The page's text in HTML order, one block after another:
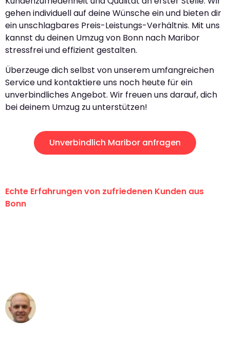
gehen individuell auf deine Wünsche ein und bieten dir
ein unschlagbares Preis-Leistungs-Verhältnis. Mit uns
kannst du deinen Umzug von Bonn nach Maribor
stressfrei und effizient gestalten.
Überzeuge dich selbst von unserem umfangreichen
Service und kontaktiere uns noch heute für ein
unverbindliches Angebot. Wir freuen uns darauf, dich
bei deinem Umzug zu unterstützen!
Unverbindlich Maribor anfragen
Echte Erfahrungen von zufriedenen Kunden aus
Bonn